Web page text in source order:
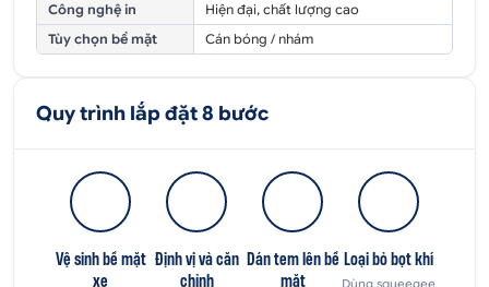
Công nghệ in
Hiện đại, chất lượng cao
Tùy chọn bề mặt
Cán bóng / nhám
Quy trình lắp đặt 8 bước
Vệ sinh bề mặt
xe
Định vị và căn
chỉnh
Dán tem lên bề
mặt
Loại bỏ bọt khí
Dùng squeegee